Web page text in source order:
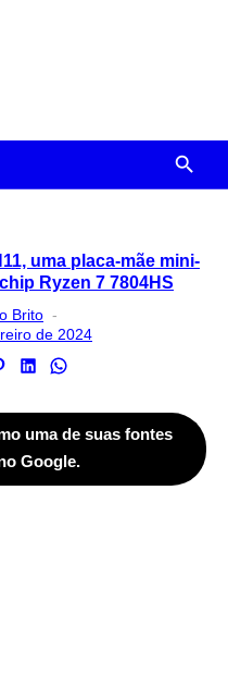
uma placa-mãe mini-
Ryzen 7 7804HS
Brito
on
de 2024
uma de suas fontes
Google.